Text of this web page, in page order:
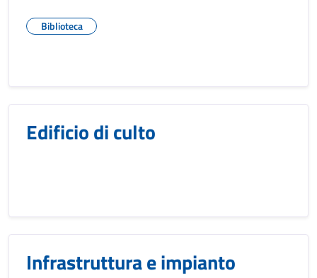
Biblioteca
Edificio di culto
Infrastruttura e impianto